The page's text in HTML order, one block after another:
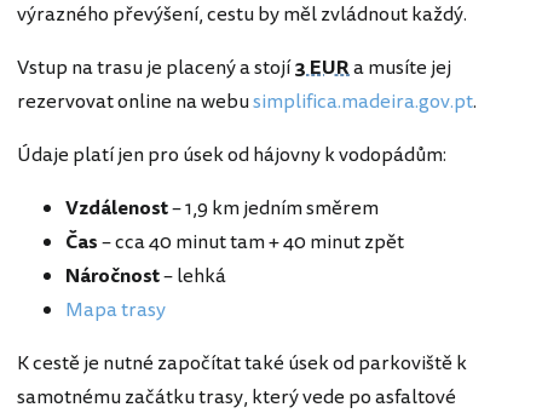
výrazného převýšení, cestu by měl zvládnout každý.
Vstup na trasu je placený a stojí3 EURa musíte jej
rezervovat online na webusimplifica.madeira.gov.pt.
Údaje platí jen pro úsek od hájovny k vodopádům:
Vzdálenost– 1,9 km jedním směrem
Čas– cca 40 minut tam + 40 minut zpět
Náročnost– lehká
Mapa trasy
K cestě je nutné započítat také úsek od parkoviště k
samotnému začátku trasy, který vede po asfaltové